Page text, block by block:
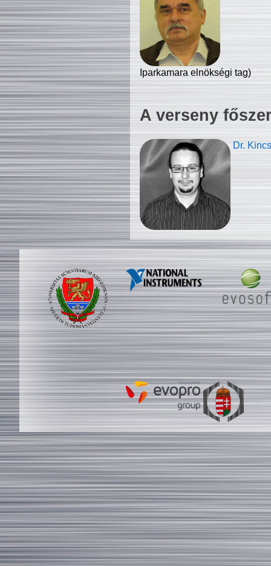
Iparkamara elnökségi tag)
A verseny
Dr.